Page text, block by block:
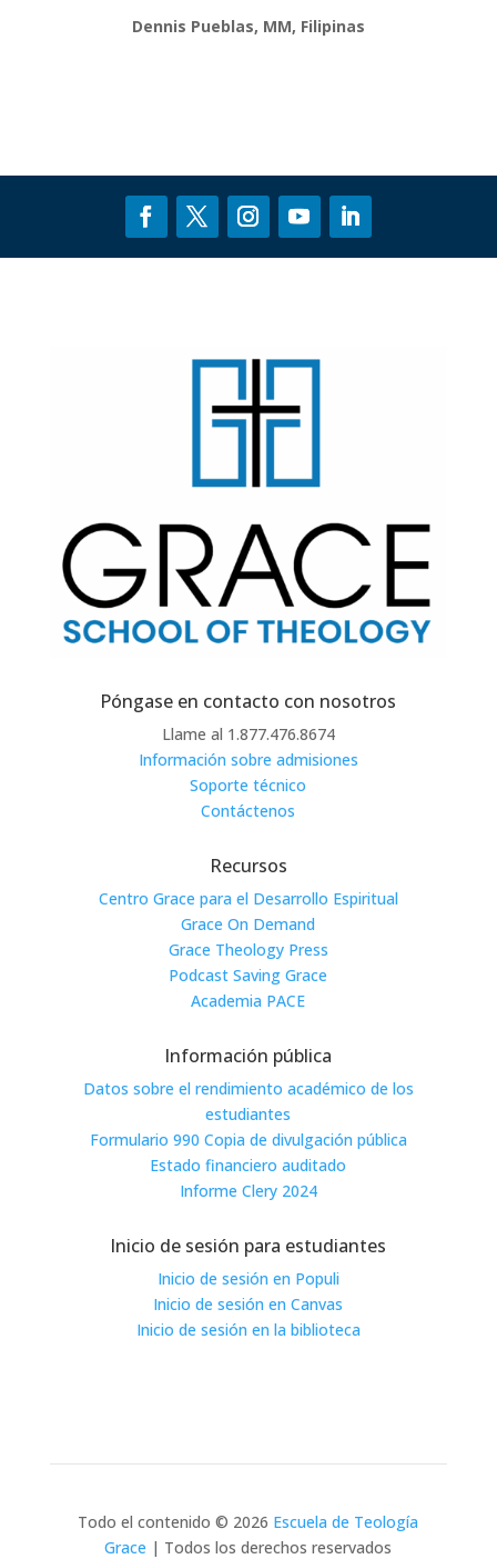
Dennis Pueblas, MM, Filipinas
Póngase en contacto con nosotros
Llame al 1.877.476.8674
Información sobre admisiones
Soporte técnico
Contáctenos
Recursos
Centro Grace para el Desarrollo Espiritual
Grace On Demand
Grace Theology Press
Podcast Saving Grace
Academia PACE
Información pública
Datos sobre el rendimiento académico de los
estudiantes
Formulario 990 Copia de divulgación pública
Estado financiero auditado
Informe Clery 2024
Inicio de sesión para estudiantes
Inicio de sesión en Populi
Inicio de sesión en Canvas
Inicio de sesión en la biblioteca
Todo el contenido © 2026 Escuela de Teología
Grace | Todos los derechos reservados